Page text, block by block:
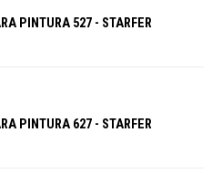
PINTURA 527 - STARFER
PINTURA 627 - STARFER